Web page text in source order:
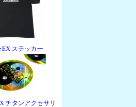
ステッカー
チタンアクセサリ